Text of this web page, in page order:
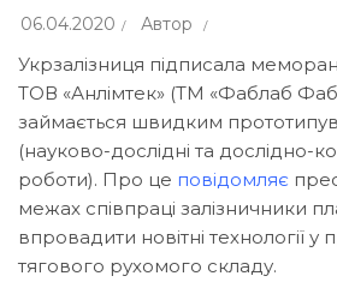
06.04.2020 Автор
Укрзалізниця підписала
ТОВ «Анлімтек» (ТМ «Фаблаб
займається швидким
(науково-дослідні та дослідно-
роботи). Про це повідомляє
межах співпраці залізничники
впровадити новітні технології
тягового рухомого складу.